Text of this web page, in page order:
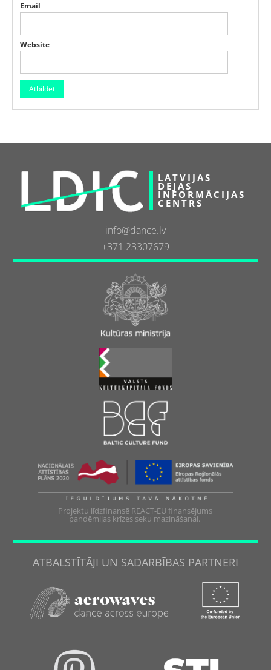
Email
Website
LATVIJAS
DEJAS
INFORMĀCIJAS
CENTRS
info@dance.lv
+371 23307679
Projektu līdzfinansē REACT-EU finansējums
pandēmijas krīzes seku mazināšanai.
ATBALSTĪTĀJI UN SADARBĪBAS PARTNERI